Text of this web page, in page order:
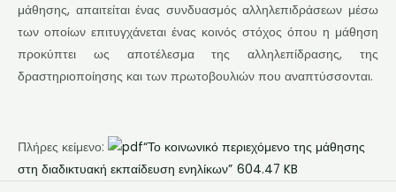
μάθησης, απαιτείται ένας συνδυασμός αλληλεπιδράσεων μέσω
των οποίων επιτυγχάνεται ένας κοινός στόχος όπου η μάθηση
προκύπτει ως αποτέλεσμα της αλληλεπίδρασης, της
δραστηριοποίησης και των πρωτοβουλιών που αναπτύσσονται.
Πλήρες κείμενο:
“Το κοινωνικό περιεχόμενο της μάθησης
στη διαδικτυακή εκπαίδευση ενηλίκων” 604.47 KB